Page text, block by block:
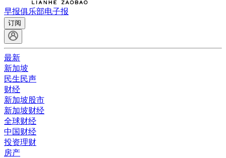
早报俱乐部电子报
订阅
最新
新加坡
民生民声
财经
新加坡股市
新加坡财经
全球财经
中国财经
投资理财
房产